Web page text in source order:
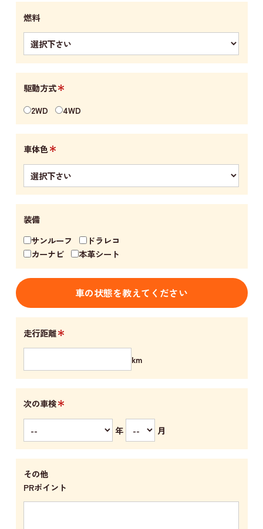
燃料
駆動方式＊
2WD 4WD
車体色＊
装備
サンルーフ
ドラレコ
カーナビ
本革シート
車の状態を教えてください
走行距離＊
km
次の車検＊
年 月
その他
PRポイント